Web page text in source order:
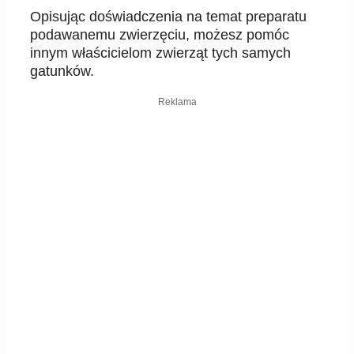
Opisując doświadczenia na temat preparatu
podawanemu zwierzęciu, możesz pomóc
innym właścicielom zwierząt tych samych
gatunków.
Reklama